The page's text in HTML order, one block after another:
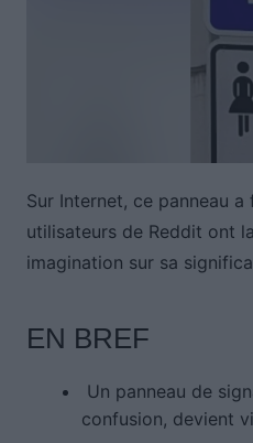
Sur Internet, ce panneau
utilisateurs de Reddit ont
imagination sur sa
EN BREF
Un panneau de
confusion, devient